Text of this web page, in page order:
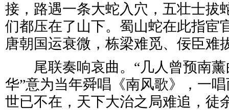
接，路遇一条大蛇入穴，五壮士拔
们都压在了山下。蜀山蛇在此指宦
唐朝国运衰微，栋梁难觅、佞臣难
尾联奏响哀曲。“几人曾预南薰
华”意为当年舜唱《南风歌》，一
世已不在，天下大治之局难追，徒